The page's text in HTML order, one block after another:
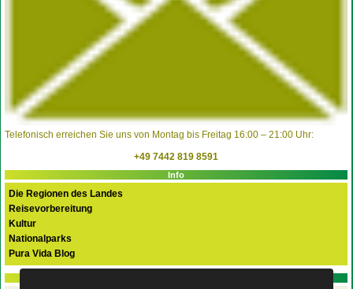
Telefonisch erreichen Sie uns von Montag bis Freitag 16:00 – 21:00 Uhr:
+49 7442 819 8591
Info
Die Regionen des Landes
Reisevorbereitung
Kultur
Nationalparks
Pura Vida Blog